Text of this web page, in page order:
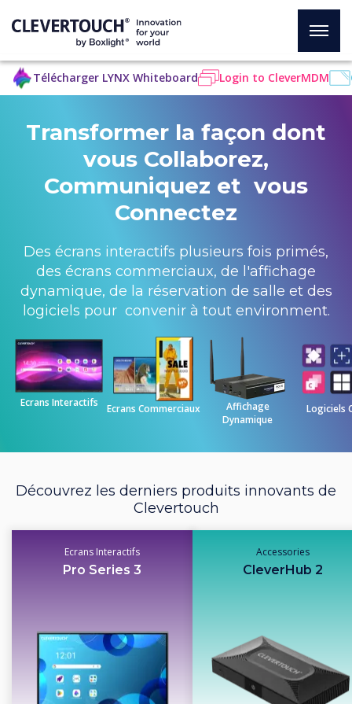
Télécharger LYNX Whiteboard Login to CleverMDM
Transformer la façon dont
vous Collaborez,
Communiquez et vous
Connectez
Des écrans interactifs plusieurs fois primés,
des écrans commerciaux, de l'affichage
dynamique, de la réservation de salle et des
logiciels pour convenir à tout environment.
Ecrans Interactifs Ecrans Commerciaux
Affichage
Dynamique
Logiciels
Découvrez les derniers produits innovants de
Clevertouch
Ecrans Interactifs
Pro Series 3
Accessories
CleverHub 2